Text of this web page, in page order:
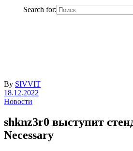
Search for:
By SIVVIT
18.12.2022
Новости
shknz3r0 выступит
Necessary